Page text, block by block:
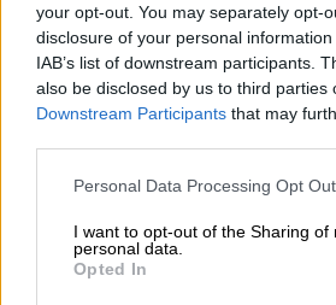
your opt-out. You may separately opt-
disclosure of your personal
IAB’s list of downstream participants.
also be disclosed by us to third parties
Downstream Participants that may
Please note that this website/app uses
not limited to your visit or usage
grant or deny consent to Google and
use your data for below specified
Personal Data Processing Opt
I want to opt-out of the Sharing of
personal data.
Opted In
Οι Neubauten γεννήθηκαν
Δυτικό Βερολίνο, την
γεμάτη ερείπια,
ακραιφνή δημιουργική
κόσμος κατέρρευσε
αφήνοντας πίσω του ένα
οι Neubauten βρήκαν σε
τους.